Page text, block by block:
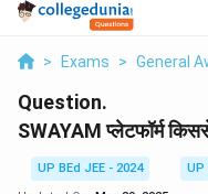
> Exams > General
Question.
SWAYAM प्लेटफॉर्म
UP BEd JEE - 2024
UP